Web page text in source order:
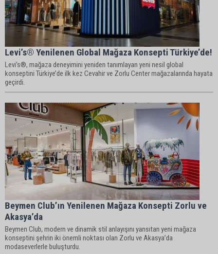
Levi’s® Yenilenen Global Mağaza Konsepti Türkiye’de!
Levi’s®, mağaza deneyimini yeniden tanımlayan yeni nesil global
konseptini Türkiye’de ilk kez Cevahir ve Zorlu Center mağazalarında hayata
geçirdi.
Beymen Club’ın Yenilenen Mağaza Konsepti Zorlu ve
Akasya’da
Beymen Club, modern ve dinamik stil anlayışını yansıtan yeni mağaza
konseptini şehrin iki önemli noktası olan Zorlu ve Akasya’da
modaseverlerle buluşturdu.